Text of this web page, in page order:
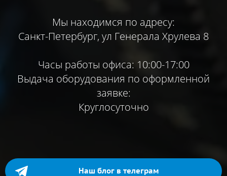
Мы находимся по адресу:
Санкт-Петербург, ул Генерала Хрулева 8
Часы работы офиса: 10:00-17:00
Выдача оборудования по оформленной
заявке:
Круглосуточно
Наш блог в телеграм